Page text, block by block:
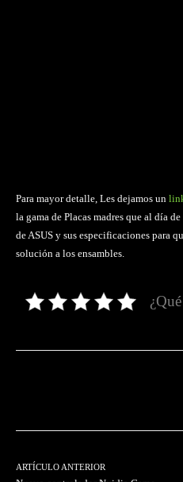
Para mayor detalle, Les dejamos un
la gama de Placas madres que al día
de ASUS y sus especificaciones para
solución a los ensambles.
ARTÍCULO ANTERIOR